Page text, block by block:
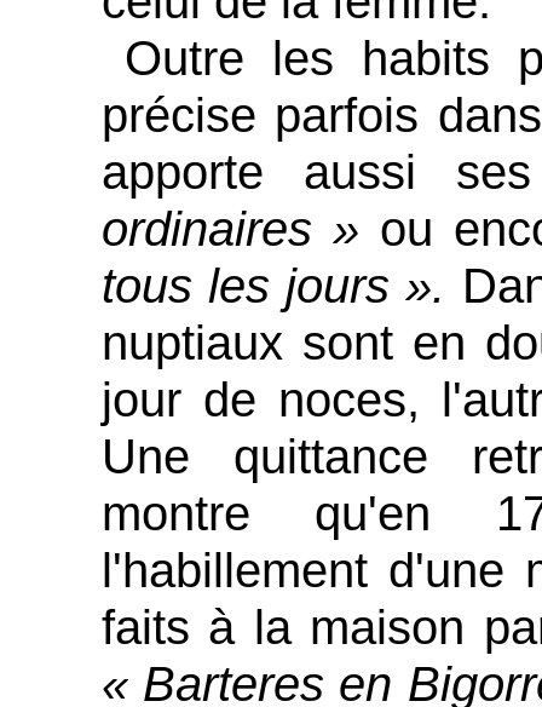
Outre les habits
précise parfois
apporte aussi
ordinaires » ou
tous les jours ».
nuptiaux sont en
jour de noces,
Une quittance
montre qu'en
l'habillement d'une
faits à la maison
« Barteres en